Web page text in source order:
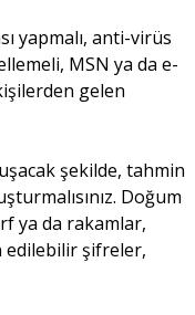
yapmalı, anti-virüs
MSN ya da e-
gelen
şekilde, tahmin
Doğum
ya da rakamlar,
edilebilir şifreler,